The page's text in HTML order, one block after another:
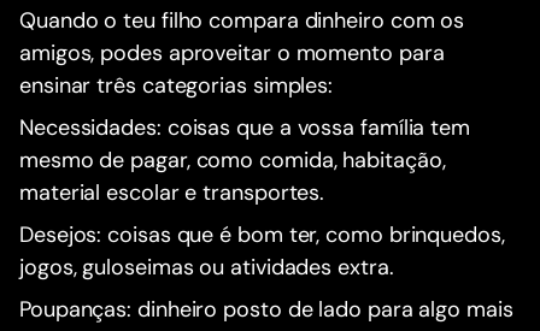
Quando o teu filho compara dinheiro com os
amigos, podes aproveitar o momento para
ensinar três categorias simples:
Necessidades: coisas que a vossa família tem
mesmo de pagar, como comida, habitação,
material escolar e transportes.
Desejos: coisas que é bom ter, como brinquedos,
jogos, guloseimas ou atividades extra.
Poupanças: dinheiro posto de lado para algo mais